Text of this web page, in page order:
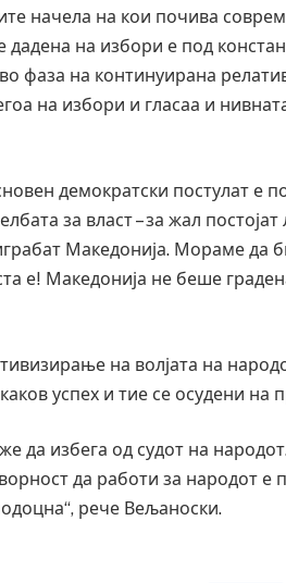
начела на кои почива
дадена на избори е под
фаза на континуирана
на избори и гласаа и
демократски постулат е
за власт – за жал
Македонија. Мораме да
е! Македонија не беше
на волјата на
успех и тие се осудени на
да избега од судот на
да работи за народот е
рече Вељаноски.
Уште двајца
во главниот град